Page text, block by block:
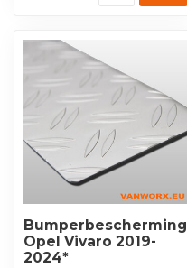
Bumperbescherming
Opel Vivaro 2019-
2024*